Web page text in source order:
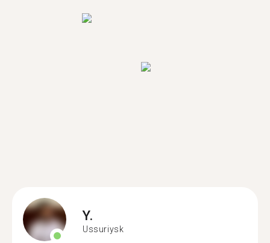
Y.
Ussuriysk